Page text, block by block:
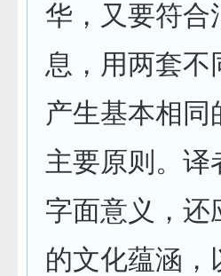
华，又要符合
息，用两套不
产生基本相同
主要原则。译
字面意义，还
的文化蕴涵，